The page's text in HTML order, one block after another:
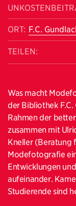
ORT: F.C.
TEILEN:
Was macht
der Bibliothek
Rahmen der
zusammen mit
Kneller (Beratung
Modefotografie
Entwicklungen
aufeinander.
Studierende sind